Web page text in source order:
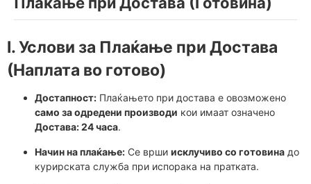
I. Услови за Плаќање при Достава
(Наплата во готово)
Достапност: Плаќањето при достава е овозможено
само за одредени производи кои имаат означено
Достава: 24 часа.
Начин на плаќање: Се врши исклучиво со готовина до
курирската служба при испорака на пратката.